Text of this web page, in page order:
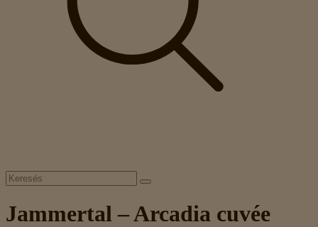
Jammertal – Arcadia cuvée